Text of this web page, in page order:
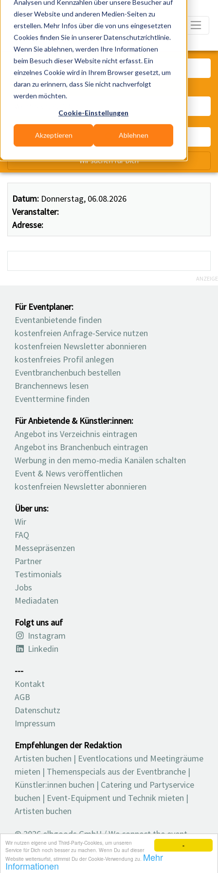
×
Wir nutzen eigene und Third-Party-Cookies, um unseren
Service für Dich noch besser zu machen. Wenn Du auf dieser
Website weitersurfst, stimmst Du der Cookie-Verwendung zu. Mehr
Informationen
Analysen und Kennzahlen über unsere Besucher auf
dieser Website und anderen Medien-Seiten zu
erstellen. Mehr Infos über die von uns eingesetzten
Cookies finden Sie in unserer Datenschutzrichtlinie.
Wenn Sie ablehnen, werden Ihre Informationen
beim Besuch dieser Website nicht erfasst. Ein
einzelnes Cookie wird in Ihrem Browser gesetzt, um
daran zu erinnern, dass Sie nicht nachverfolgt
werden möchten.
Cookie-Einstellungen
Akzeptieren Ablehnen
Datum: Donnerstag, 06.08.2026
Veranstalter:
Adresse:
Was? Künstler, Zelte, Bands,
Wir suchen für Dich
ANZEIGE
Für Eventplaner:
Eventanbietende finden
kostenfreien Anfrage-Service nutzen
kostenfreien Newsletter abonnieren
kostenfreies Profil anlegen
Eventbranchenbuch bestellen
Branchennews lesen
Eventtermine finden
Für Anbietende & Künstler:innen:
Angebot ins Verzeichnis eintragen
Angebot ins Branchenbuch eintragen
Werbung in den memo-media Kanälen schalten
Event & News veröffentlichen
kostenfreien Newsletter abonnieren
Über uns:
Wir
FAQ
Messepräsenzen
Partner
Testimonials
Jobs
Mediadaten
Folgt uns auf
Instagram
Linkedin
---
Kontakt
AGB
Datenschutz
Impressum
Empfehlungen der Redaktion
Artisten buchen | Eventlocations und Meetingräume
mieten | Themenspecials aus der Eventbranche |
Künstler:innen buchen | Catering und Partyservice
buchen | Event-Equipment und Technik mieten |
Artisten buchen
© 2026 elbgoods GmbH / We connect the event
industry / Medienvielfalt für die Eventplanung /
Eventbranchenbuch, Blog, Magazin und mehr